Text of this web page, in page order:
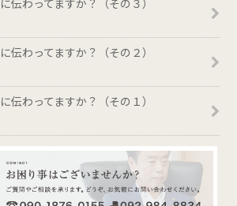
伝わってますか？（その３）
伝わってますか？（その２）
伝わってますか？（その１）